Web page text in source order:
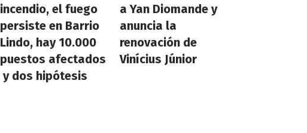
incendio, el fuego
persiste en Barrio
Lindo, hay 10.000
puestos afectados
y dos hipótesis
a Yan Diomande y
anuncia la
renovación de
Vinícius Júnior